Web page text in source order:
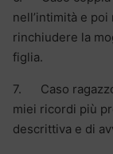
nell’intimità e
rinchiudere la
figlia.
7. Caso
miei ricordi più
descrittiva e di